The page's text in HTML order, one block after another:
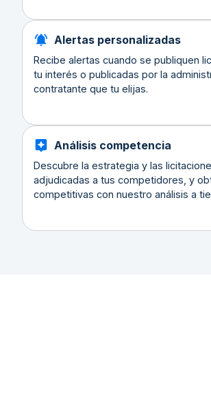
Alertas personalizadas
Recibe alertas cuando se publiquen
tu interés o publicadas por la
contratante que tu elijas.
Análisis competencia
Descubre la estrategia y las
adjudicadas a tus competidores, y
competitivas con nuestro análisis a